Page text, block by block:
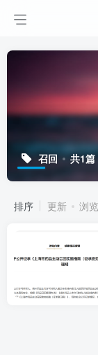
召回 共1篇
排序 更新 浏览